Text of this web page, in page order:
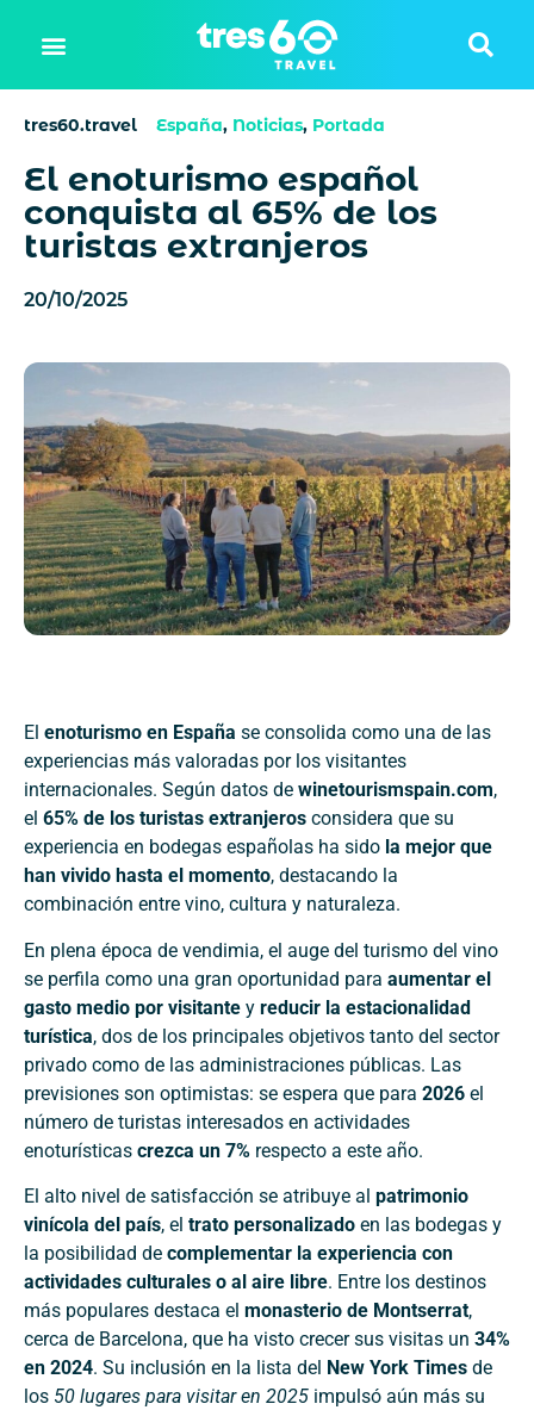
tres60.travel España, Noticias, Portada
El enoturismo español
conquista al 65% de los
turistas extranjeros
20/10/2025
El enoturismo en España se consolida como una de las
experiencias más valoradas por los visitantes
internacionales. Según datos de winetourismspain.com,
el 65% de los turistas extranjeros considera que su
experiencia en bodegas españolas ha sido la mejor que
han vivido hasta el momento, destacando la
combinación entre vino, cultura y naturaleza.
En plena época de vendimia, el auge del turismo del vino
se perfila como una gran oportunidad para aumentar el
gasto medio por visitante y reducir la estacionalidad
turística, dos de los principales objetivos tanto del sector
privado como de las administraciones públicas. Las
previsiones son optimistas: se espera que para 2026 el
número de turistas interesados en actividades
enoturísticas crezca un 7% respecto a este año.
El alto nivel de satisfacción se atribuye al patrimonio
vinícola del país, el trato personalizado en las bodegas y
la posibilidad de complementar la experiencia con
actividades culturales o al aire libre. Entre los destinos
más populares destaca el monasterio de Montserrat,
cerca de Barcelona, que ha visto crecer sus visitas un 34%
en 2024. Su inclusión en la lista del New York Times de
los 50 lugares para visitar en 2025 impulsó aún más su